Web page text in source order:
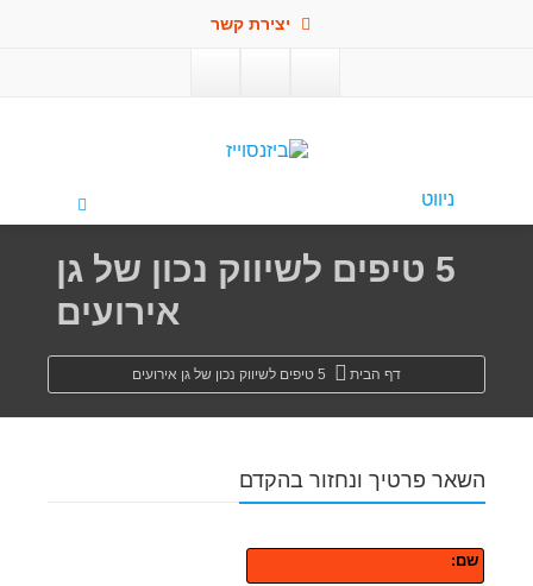
יצירת קשר
ניווט
5 טיפים לשיווק נכון של גן
אירועים
דף הבית 5 טיפים לשיווק נכון של גן אירועים
השאר פרטיך ונחזור בהקדם
שם: